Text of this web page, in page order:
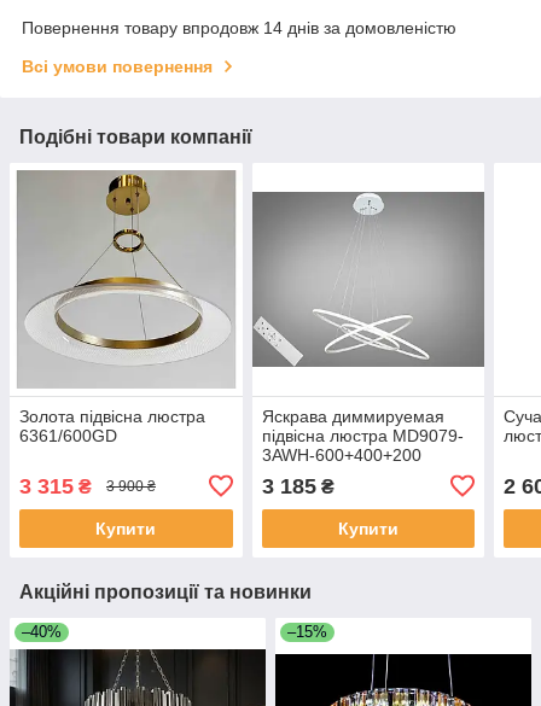
Повернення товару впродовж 14 днів за домовленістю
Всі умови повернення
Подібні товари компанії
Золота підвісна люстра
6361/600GD
3 315 ₴ 3 900 ₴
Купити
Яскрава диммируемая
підвісна люстра MD9079-
3AWH-600+400+200
3 185₴
Купити
2
Акційні пропозиції та новинки
–40% –15%